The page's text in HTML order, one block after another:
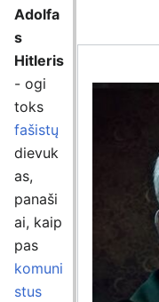
Adolfa
s
Hitleris
- ogi
toks
fašistų
dievuk
as,
panaši
ai, kaip
pas
komuni
stus